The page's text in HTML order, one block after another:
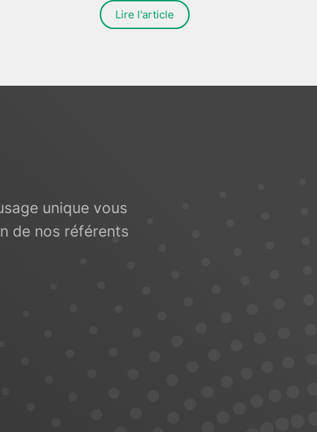
les produits conseillés et à quel
moment utiliser l’une ou l’autre ?
Lire l'article
unique vous
de nos référents